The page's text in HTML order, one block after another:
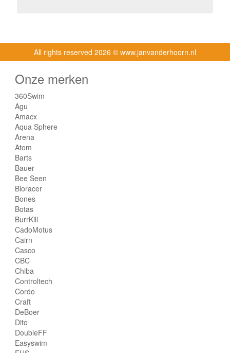
All rights reserved 2026 © www.janvanderhoorn.nl
Onze merken
360Swim
Agu
Amacx
Aqua Sphere
Arena
Atom
Barts
Bauer
Bee Seen
Bioracer
Bones
Botas
BurrKill
CadoMotus
Cairn
Casco
CBC
Chiba
Controltech
Cordo
Craft
DeBoer
Dito
DoubleFF
Easyswim